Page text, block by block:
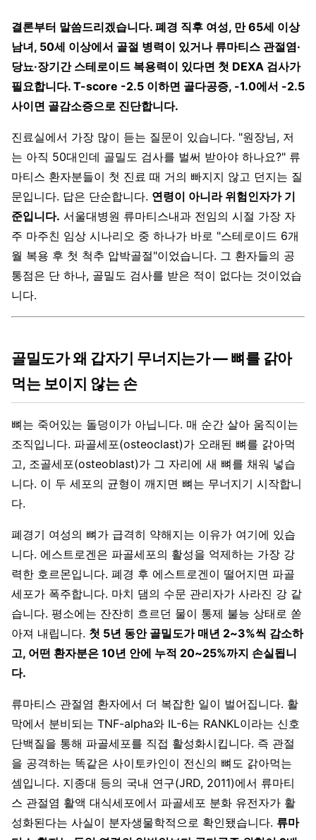
결론부터 말씀드리겠습니다. 폐경 직후 여성, 만 65세 이상
남녀, 50세 이상에서 골절 병력이 있거나 류마티스 관절염·
당뇨·장기간 스테로이드 복용력이 있다면 첫 DEXA 검사가
필요합니다. T-score -2.5 이하면 골다공증, -1.0에서 -2.5
사이면 골감소증으로 진단합니다.
진료실에서 가장 많이 듣는 질문이 있습니다. "원장님, 저
는 아직 50대인데 골밀도 검사를 벌써 받아야 하나요?" 류
마티스 환자분들이 첫 진료 때 거의 빠지지 않고 던지는 질
문입니다. 답은 단순합니다. 연령이 아니라 위험인자가 기
준입니다. 서울대병원 류마티스내과 전임의 시절 가장 자
주 마주친 임상 시나리오 중 하나가 바로 "스테로이드 6개
월 복용 후 첫 척추 압박골절"이었습니다. 그 환자들의 공
통점은 단 하나, 골밀도 검사를 받은 적이 없다는 것이었습
니다.
골밀도가 왜 갑자기 무너지는가 — 뼈를 갉아
먹는 보이지 않는 손
뼈는 죽어있는 돌덩이가 아닙니다. 매 순간 살아 움직이는
조직입니다. 파골세포(osteoclast)가 오래된 뼈를 갉아먹
고, 조골세포(osteoblast)가 그 자리에 새 뼈를 채워 넣습
니다. 이 두 세포의 균형이 깨지면 뼈는 무너지기 시작합니
다.
폐경기 여성의 뼈가 급격히 약해지는 이유가 여기에 있습
니다. 에스트로겐은 파골세포의 활성을 억제하는 가장 강
력한 호르몬입니다. 폐경 후 에스트로겐이 떨어지면 파골
세포가 폭주합니다. 마치 댐의 수문 관리자가 사라진 강 같
습니다. 평소에는 잔잔히 흐르던 물이 통제 불능 상태로 쏟
아져 내립니다. 첫 5년 동안 골밀도가 매년 2~3%씩 감소하
고, 어떤 환자분은 10년 안에 누적 20~25%까지 손실됩니
다.
류마티스 관절염 환자에서 더 복잡한 일이 벌어집니다. 활
막에서 분비되는 TNF-alpha와 IL-6는 RANKL이라는 신호
단백질을 통해 파골세포를 직접 활성화시킵니다. 즉 관절
을 공격하는 똑같은 사이토카인이 전신의 뼈도 갉아먹는
셈입니다. 지종대 등의 국내 연구(JRD, 2011)에서 류마티
스 관절염 활액 대식세포에서 파골세포 분화 유전자가 활
성화된다는 사실이 분자생물학적으로 확인됐습니다. 류마